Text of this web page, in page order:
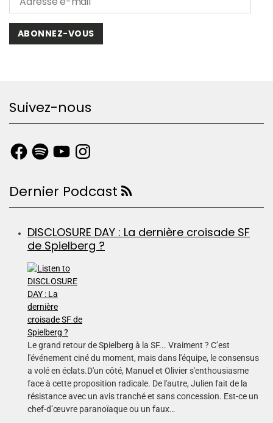
ABONNEZ-VOUS
Suivez-nous
Dernier Podcast
DISCLOSURE DAY : La dernière croisade SF
de Spielberg ?
Le grand retour de Spielberg à la SF... Vraiment ? C’est
l'événement ciné du moment, mais dans l'équipe, le consensus
a volé en éclats.D'un côté, Manuel et Olivier s'enthousiasme
face à cette proposition radicale. De l'autre, Julien fait de la
résistance avec un avis tranché et sans concession. Est-ce un
chef-d’œuvre paranoïaque ou un faux…